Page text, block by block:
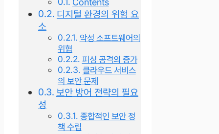
디지털 환경의 위험 요
소
악성 소프트웨어의
위협
피싱 공격의 증가
클라우드 서비스
의 보안 문제
보안 방어 전략의 필요
성
종합적인 보안 정
책 수립